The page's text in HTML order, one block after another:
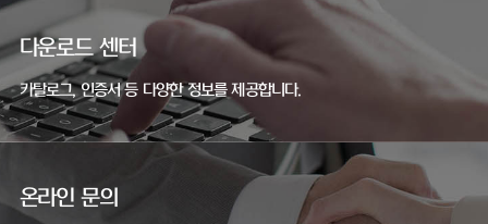
다운로드 센터
카탈로그, 인증서 등 다양한 정보를 제공합니다.
온라인 문의